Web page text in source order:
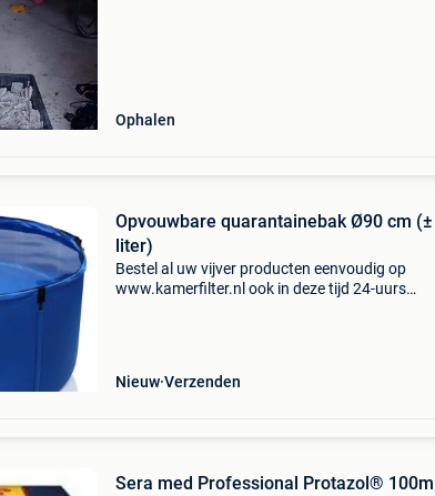
Ophalen
Opvouwbare quarantainebak Ø90 cm
liter)
Bestel al uw vijver producten eenvoudig op
www.kamerfilter.nl ook in deze tijd 24-uurs
Nieuw Verzenden
Sera med Professional Protazol®